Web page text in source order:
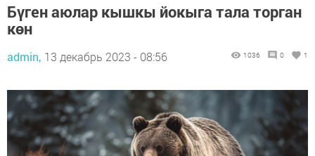
Бүген аюлар кышкы йокыга тала торган
көн
admin, 13 декабрь 2023 - 08:56 1036 0 1